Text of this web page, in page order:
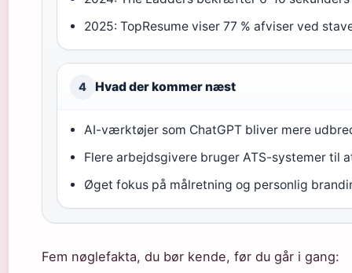
2025: TopResume viser 77 % afviser ved
4 Hvad der kommer næst
AI-værktøjer som ChatGPT bliver mere
Flere arbejdsgivere bruger ATS-systemer til
Øget fokus på målretning og personlig
Fem nøglefakta, du bør kende, før du går i gang: